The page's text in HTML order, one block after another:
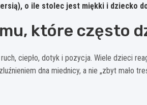
o ile stolec jest miękki i dziecko
które często
ciepło, dotyk i pozycja. Wiele dzieci
dna miednicy, a nie „zbyt mało